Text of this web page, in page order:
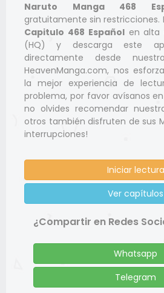
Naruto Manga 468
gratuitamente sin restricciones.
Capitulo 468 Españolen alta
(HQ) y descarga este
directamente desde
HeavenManga.com, nos
la mejor experiencia de
problema, por favor avísanos
no olvides recomendar
otros también disfruten de sus
interrupciones!
Iniciar lectura
Ver capítulos
¿Compartir en Redes
Whatsapp
Telegram